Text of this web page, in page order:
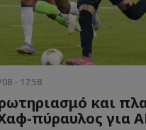
- 17:58
και
πύραυλος για